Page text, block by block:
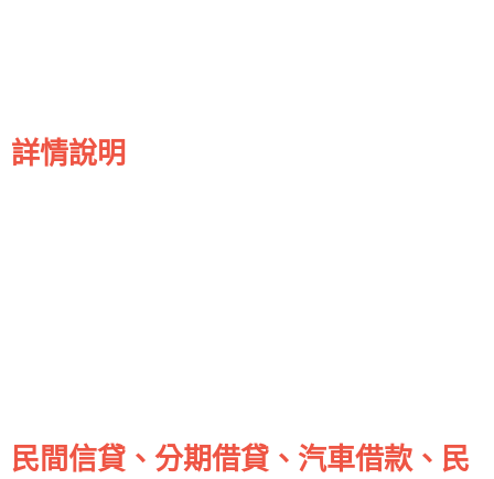
詳情說明
民間信貸、分期借貸、汽車借款、民